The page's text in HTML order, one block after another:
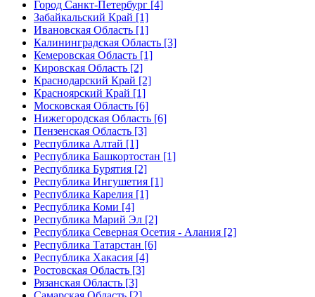
Город Санкт-Петербург [4]
Забайкальский Край [1]
Ивановская Область [1]
Калининградская Область [3]
Кемеровская Область [1]
Кировская Область [2]
Краснодарский Край [2]
Красноярский Край [1]
Московская Область [6]
Нижегородская Область [6]
Пензенская Область [3]
Республика Алтай [1]
Республика Башкортостан [1]
Республика Бурятия [2]
Республика Ингушетия [1]
Республика Карелия [1]
Республика Коми [4]
Республика Марий Эл [2]
Республика Северная Осетия - Алания [2]
Республика Татарстан [6]
Республика Хакасия [4]
Ростовская Область [3]
Рязанская Область [3]